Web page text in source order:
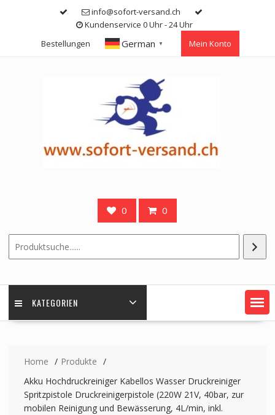
info@sofort-versand.ch
Kundenservice 0 Uhr - 24 Uhr
Bestellungen
German ▼ Mein Konto
0 0
KATEGORIEN
Home
Produkte
Akku Hochdruckreiniger Kabellos Wasser Druckreiniger
Spritzpistole Druckreinigerpistole (220W 21V, 40bar, zur
mobilen Reinigung und Bewässerung, 4L/min, inkl.